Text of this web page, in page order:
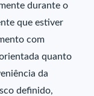
durante o
que estiver
com
quanto
da
definido,